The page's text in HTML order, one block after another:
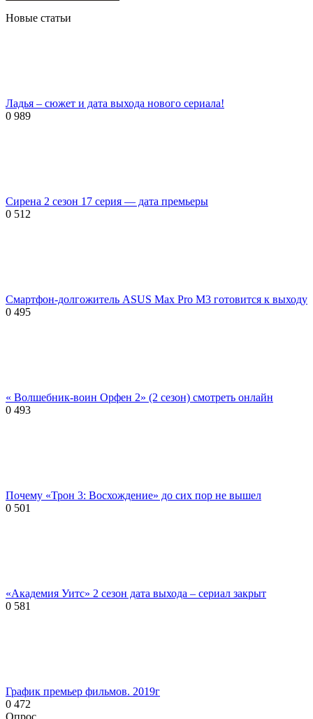
Новые статьи
Ладья – сюжет и дата выхода нового сериала!
0 989
Сирена 2 сезон 17 серия — дата премьеры
0 512
Смартфон-долгожитель ASUS Max Pro M3 готовится к выходу
0 495
« Волшебник-воин Орфен 2» (2 сезон) смотреть онлайн
0 493
Почему «Трон 3: Восхождение» до сих пор не вышел
0 501
«Академия Уитс» 2 сезон дата выхода – сериал закрыт
0 581
График премьер фильмов. 2019г
0 472